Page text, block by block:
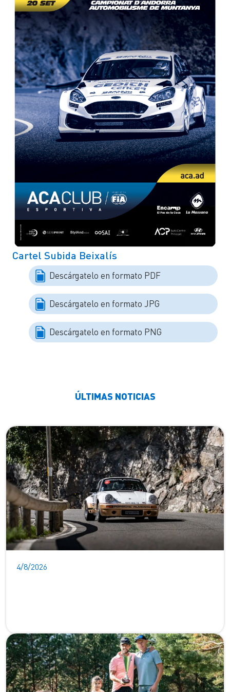
Cartel Subida Beixalís
Descárgatelo en formato PDF
Descárgatelo en formato JPG
Descárgatelo en formato PNG
ÚLTIMAS NOTICIAS
4/8/2026